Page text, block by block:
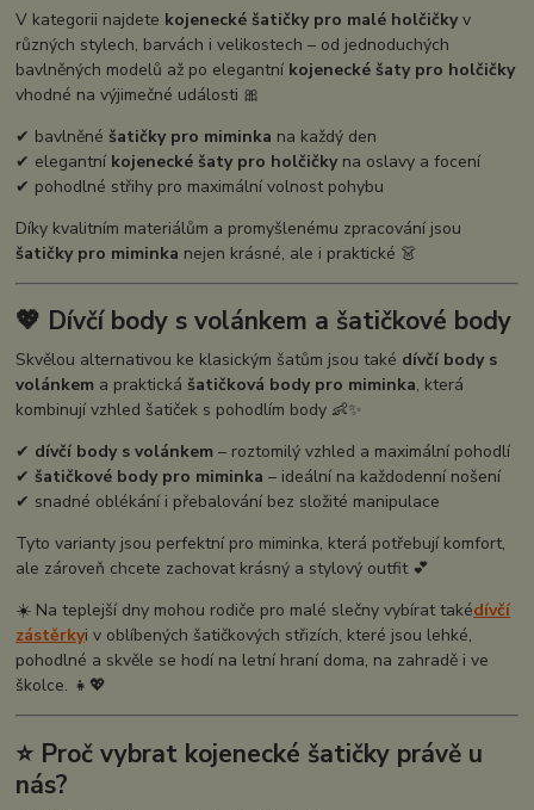
V kategorii najdete kojenecké šatičky pro malé holčičkyv
různých stylech, barvách i velikostech – od jednoduchých
bavlněných modelů až po elegantní kojenecké šaty pro holčičky
vhodné na výjimečné události 🎀
✔ bavlněné šatičky pro miminka na každý den
✔ elegantní kojenecké šaty pro holčičkyna oslavy a focení
✔ pohodlné střihy pro maximální volnost pohybu
Díky kvalitním materiálům a promyšlenému zpracování jsou
šatičky pro miminka nejen krásné, ale i praktické 👗
💖 Dívčí body s volánkem a šatičkové body
Skvělou alternativou ke klasickým šatům jsou také dívčí body s
volánkem a praktická šatičková body pro miminka, která
kombinují vzhled šatiček s pohodlím body 👶✨
✔ dívčí body s volánkem – roztomilý vzhled a maximální pohodlí
✔ šatičkové body pro miminka – ideální na každodenní nošení
✔ snadné oblékání i přebalování bez složité manipulace
Tyto varianty jsou perfektní pro miminka, která potřebují komfort,
ale zároveň chcete zachovat krásný a stylový outfit 💕
☀️ Na teplejší dny mohou rodiče pro malé slečny vybírat takédívčí
zástěrkyi v oblíbených šatičkových střizích, které jsou lehké,
pohodlné a skvěle se hodí na letní hraní doma, na zahradě i ve
školce. 👧💖
⭐ Proč vybrat kojenecké šatičky právě u
nás?